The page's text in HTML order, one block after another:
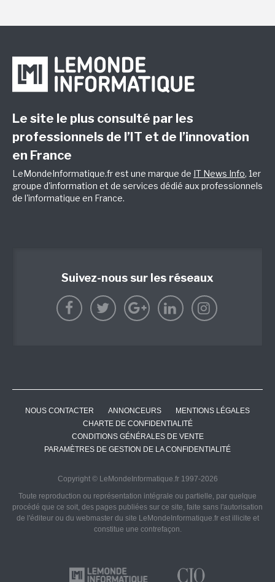
Le site le plus consulté par les
professionnels de l’IT et de l’innovation
en France
LeMondeInformatique.fr est une marque de IT News Info, 1er
groupe d'information et de services dédié aux professionnels
de l'informatique en France.
Suivez-nous sur les réseaux
NOUS CONTACTER ANNONCEURS
MENTIONS LÉGALES
CHARTE DE CONFIDENTIALITÉ
CONDITIONS GÉNÉRALES DE VENTE
PARAMÈTRES DE GESTION DE LA CONFIDENTIALITÉ
Copyright © LeMondeInformatique.fr 1997-2026
Toute reproduction ou représentation intégrale ou partielle, par quelque
procédé que ce soit, des pages publiées sur ce site, faite sans l'autorisation
de l'éditeur ou du webmaster du site LeMondeInformatique.fr est illicite et
constitue une contrefaçon.